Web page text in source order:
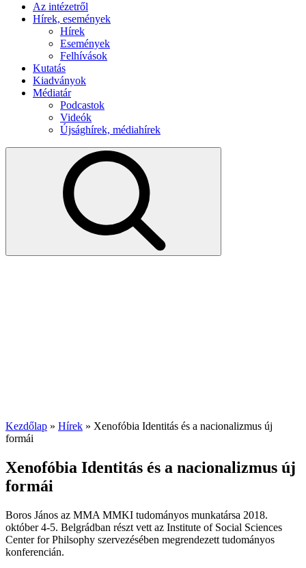
Az intézetről
Hírek, események
Hírek
Események
Felhívások
Kutatás
Kiadványok
Médiatár
Podcastok
Videók
Újsághírek, médiahírek
Kezdőlap » Hírek » Xenofóbia Identitás és a nacionalizmus új
formái
Xenofóbia Identitás és a nacionalizmus új
formái
Boros János az MMA MMKI tudományos munkatársa 2018.
október 4-5. Belgrádban részt vett az Institute of Social Sciences
Center for Philsophy szervezésében megrendezett tudományos
konferencián.